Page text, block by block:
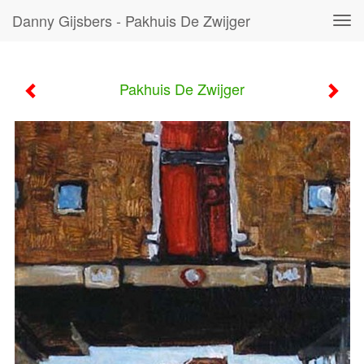
Danny Gijsbers - Pakhuis De Zwijger
Pakhuis De Zwijger